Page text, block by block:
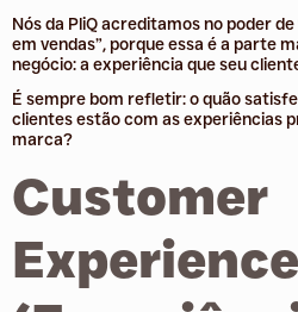
Nós da PliQ acreditamos no poder
em vendas”, porque essa é a parte
negócio: a experiência que seu
É sempre bom refletir: o quão
clientes estão com as experiências
marca?
Customer
Experience